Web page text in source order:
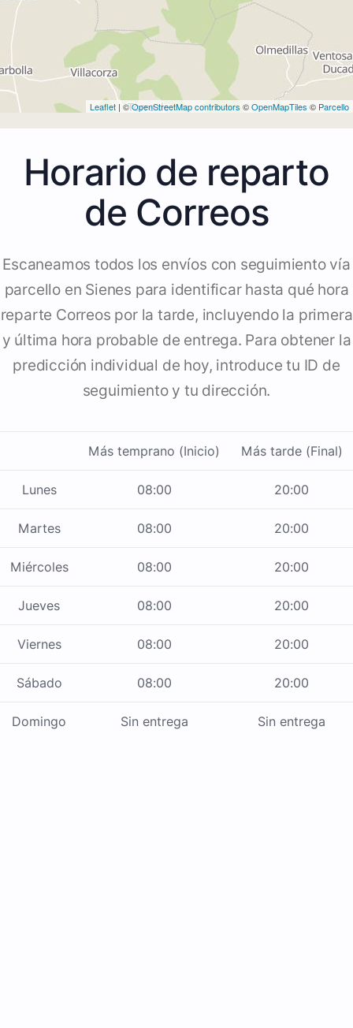
Leaflet | ©OpenStreetMap contributors ©OpenMapTiles © Parcello
Horario de reparto
de Correos
Escaneamos todos los envíos con seguimiento vía
parcello en Sienes para identificar hasta qué hora
reparte Correos por la tarde, incluyendo la primera
y última hora probable de entrega. Para obtener la
predicción individual de hoy, introduce tu ID de
seguimiento y tu dirección.
Más temprano (Inicio) Más tarde (Final)
Lunes 08:00 20:00
Martes 08:00 20:00
Miércoles 08:00 20:00
Jueves 08:00 20:00
Viernes 08:00 20:00
Sábado 08:00 20:00
Domingo Sin entrega Sin entrega